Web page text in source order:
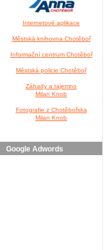
Internetové aplikace
Městská knihovna Chotěboř
Informační centrum Chotěboř
Městská policie Chotěboř
Záhady a tajemno
Milan Knob
Fotografie z Chotěbořska
Milan Knob
Google Adwords